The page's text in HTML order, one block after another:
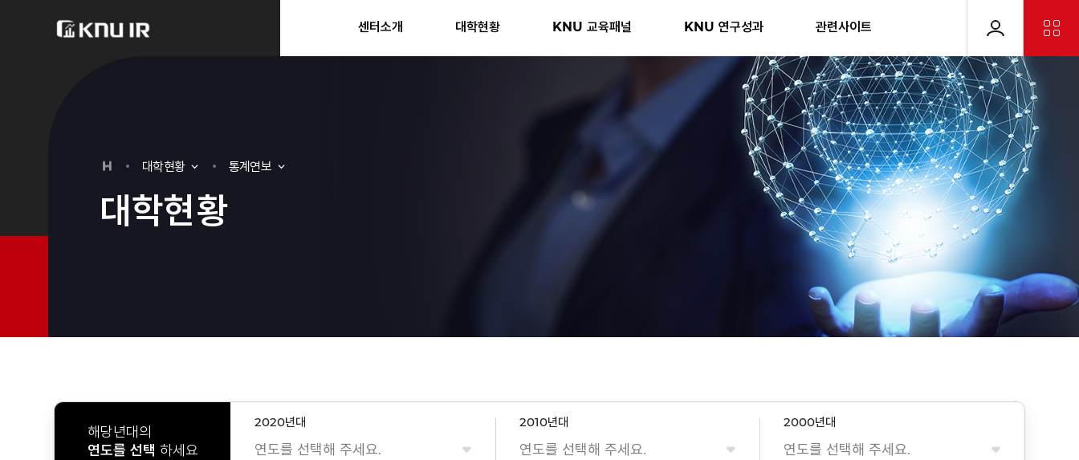
센터소개 대학현황 KNU 교육패널 KNU 연구성과 관련사이트
대학현황 통계연보
대학현황
해당년대의
연도를 선택 하세요
2020년대
연도를 선택해 주세요.
2010년대
연도를 선택해 주세요.
2000년대
연도를 선택해 주세요.